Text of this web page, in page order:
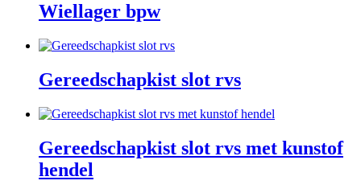
Wiellager bpw
Gereedschapkist slot rvs
Gereedschapkist slot rvs met kunstof
hendel